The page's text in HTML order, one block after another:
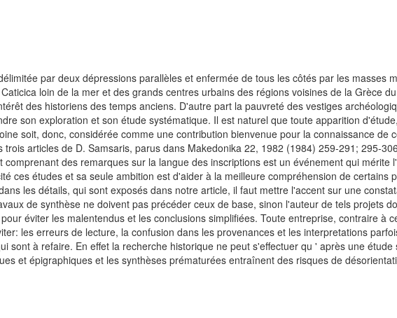
par deux dépressions parallèles et enfermée de tous les côtés par les masses
loin de la mer et des grands centres urbains des régions voisines de la Grèce
des historiens des temps anciens. D'autre part la pauvreté des vestiges
son exploration et son étude systématique. Il est naturel que toute apparition
soit, donc, considérée comme une contribution bienvenue pour la connaissance de
articles de D. Samsaris, parus dans Makedonika 22, 1982 (1984) 259-291; 295-
comprenant des remarques sur la langue des inscriptions est un événement qui mérite
ces études et sa seule ambition est d'aider à la meilleure compréhension de certains
les détails, qui sont exposés dans notre article, il faut mettre l'accent sur une
de synthèse ne doivent pas précéder ceux de base, sinon l'auteur de tels projets
éviter les malentendus et les conclusions simplifiées. Toute entreprise, contraire à
les erreurs de lecture, la confusion dans les provenances et les interpretations
sont à refaire. En effet la recherche historique ne peut s'effectuer qu ' après une
et épigraphiques et les synthèses prématurées entraînent des risques de